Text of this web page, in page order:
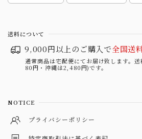
送料について
9,000円以上のご購入で全国送
通常商品は宅配便にてお届け致します。
80円・沖縄は2,480円)です。
NOTICE
プライバシーポリシー